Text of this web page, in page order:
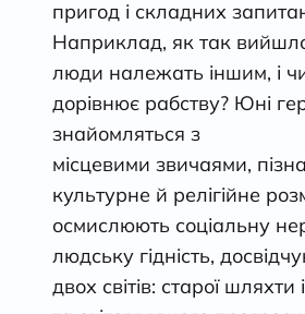
пригод і складних
Наприклад, як так
люди належать іншим, і
дорівнює рабству? Юні
знайомляться з
місцевими звичаями,
культурне й релігійне
осмислюють соціальну
людську гідність,
двох світів: старої шляхти